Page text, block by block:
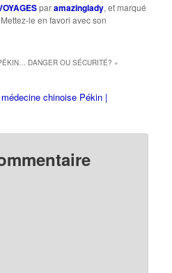
paramazinglady, et marqué
Mettez-le en favori avec son
DANGER OU SÉCURITÉ? »
chinoise Pékin |